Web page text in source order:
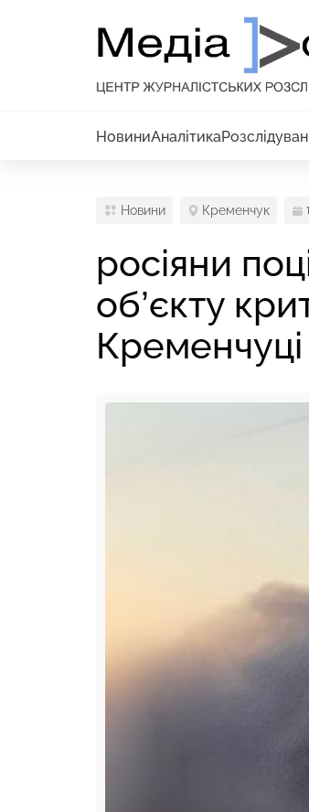
НовиниАналітика
Новини Кременчук
росіяни
об’єкту
Кременчуці